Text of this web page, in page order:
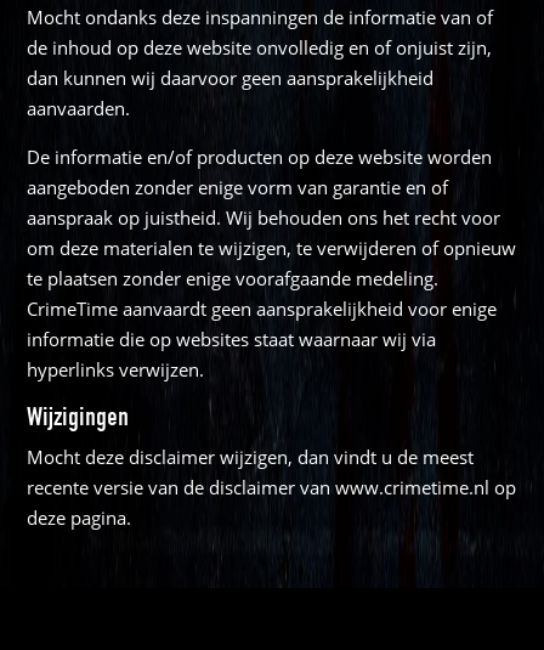
Mocht ondanks deze inspanningen de informatie van of
de inhoud op deze website onvolledig en of onjuist zijn,
dan kunnen wij daarvoor geen aansprakelijkheid
aanvaarden.
De informatie en/of producten op deze website worden
aangeboden zonder enige vorm van garantie en of
aanspraak op juistheid. Wij behouden ons het recht voor
om deze materialen te wijzigen, te verwijderen of opnieuw
te plaatsen zonder enige voorafgaande medeling.
CrimeTime aanvaardt geen aansprakelijkheid voor enige
informatie die op websites staat waarnaar wij via
hyperlinks verwijzen.
Wijzigingen
Mocht deze disclaimer wijzigen, dan vindt u de meest
recente versie van de disclaimer van www.crimetime.nl op
deze pagina.